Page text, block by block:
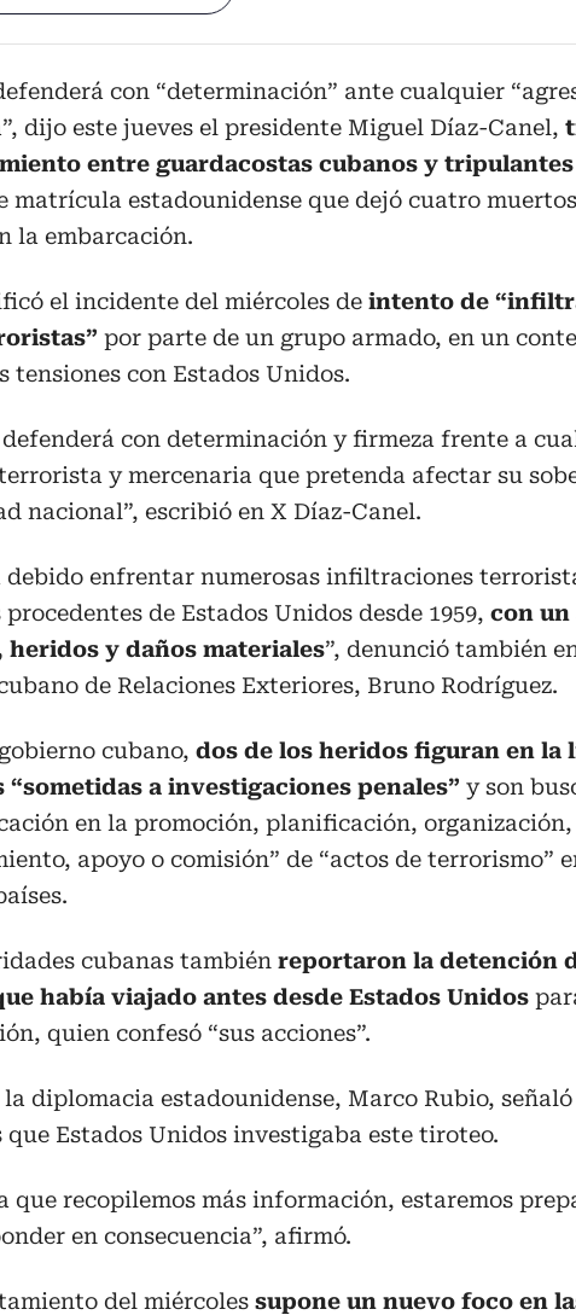
con “determinación” ante cualquier
dijo este jueves el presidente Miguel Díaz-Canel,
entre guardacostas cubanos y tripulantes
matrícula estadounidense que dejó cuatro
la embarcación.
el incidente del miércoles de intento de
por parte de un grupo armado, en un
tensiones con Estados Unidos.
defenderá con determinación y firmeza frente a
y mercenaria que pretenda afectar su
nacional”, escribió en X Díaz-Canel.
debido enfrentar numerosas infiltraciones
procedentes de Estados Unidos desde 1959, con un
heridos y daños materiales”, denunció también
de Relaciones Exteriores, Bruno Rodríguez.
cubano, dos de los heridos figuran en la
“sometidas a investigaciones penales” y son
en la promoción, planificación, organización,
apoyo o comisión” de “actos de terrorismo”
cubanas también reportaron la detención
había viajado antes desde Estados Unidos
quien confesó “sus acciones”.
la diplomacia estadounidense, Marco Rubio, señaló
que Estados Unidos investigaba este tiroteo.
que recopilemos más información, estaremos
en consecuencia”, afirmó.
del miércoles supone un nuevo foco en